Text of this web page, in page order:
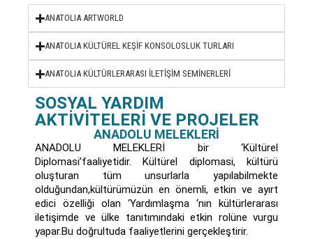
ANATOLIA ARTWORLD
ANATOLIA KÜLTÜREL KEŞİF KONSOLOSLUK TURLARI
ANATOLIA KÜLTÜRLERARASI İLETİŞİM SEMİNERLERİ
SOSYAL YARDIM
AKTİVİTELERİ VE PROJELER
ANADOLU MELEKLERİ
ANADOLU MELEKLERİ bir ‘Kültürel
Diplomasi’faaliyetidir. Kültürel diplomasi, kültürü
oluşturan tüm unsurlarla yapılabilmekte
olduğundan,kültürümüzün en önemli, etkin ve ayırt
edici özelliği olan ‘Yardımlaşma ‘nın kültürlerarası
iletişimde ve ülke tanıtımındaki etkin rolüne vurgu
yapar.Bu doğrultuda faaliyetlerini gerçekleştirir.